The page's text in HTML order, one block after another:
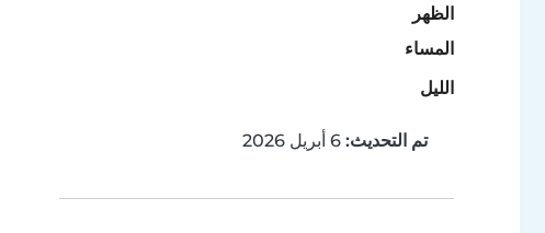
الظهر
المساء
الليل
تم التحديث: